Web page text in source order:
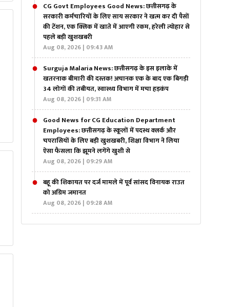
CG Govt Employees Good News: छत्तीसगढ़ के
सरकारी कर्मचारियों के लिए साय सरकार ने खत्म कर दी पैसों
की टेंशन, एक क्लिक में खाते में आएगी रकम, हरेली त्योहार से
पहले बड़ी खुशखबरी
Aug 08, 2026 | 09:43 AM
Surguja Malaria News: छत्तीसगढ़ के इस इलाके में
खतरनाक बीमारी की दस्तक! अचानक एक के बाद एक बिगड़ी
34 लोगों की तबीयत, स्वास्थ्य विभाग में मचा हड़कंप
Aug 08, 2026 | 09:31 AM
Good News for CG Education Department
Employees: छत्तीसगढ़ के स्कूलों में पदस्थ क्लर्क और
चपरासियों के लिए बड़ी खुशखबरी, शिक्षा विभाग ने लिया
ऐसा फैसला कि झूमने लगेंगे खुशी से
Aug 08, 2026 | 09:29 AM
बहू की शिकायत पर दर्ज मामले में पूर्व सांसद विनायक राउत
को अग्रिम जमानत
Aug 08, 2026 | 09:28 AM